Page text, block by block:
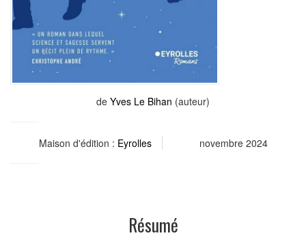
de Yves Le Bihan (auteur)
Maison d'édition : Eyrolles novembre 2024
Résumé